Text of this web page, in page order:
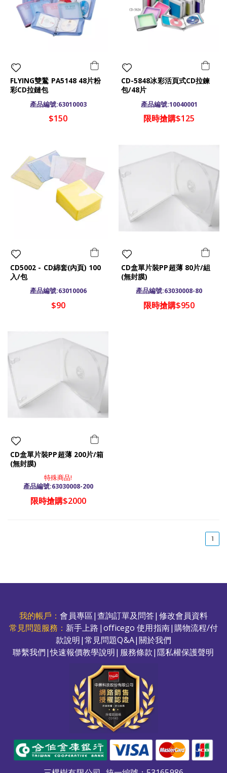
FLYING雙鶖 PA5148 48片粉
彩CD拉鏈包
產品編號:63010003
$150
CD-5848冰彩活頁式CD拉鍊
包/48片
產品編號:10040001
限時搶購$125
CD5002 - CD綿套(內頁) 100
入/包
產品編號:63010006
$90
CD盒單片裝PP超薄 80片/組
(無封膜)
產品編號:63030008-80
限時搶購$950
CD盒單片裝PP超薄 200片/箱
(無封膜)
特殊商品!
產品編號:63030008-200
限時搶購$2000
1
我的帳戶：會員專區|查詢訂單及問答| 修改會員資料
常見問題服務： 新手上路 |officego 使用指南|購物流程/付
款說明|常見問題Q&A|關於我們
聯繫我們|快速報價教學說明| 服務條款|隱私權保護聲明